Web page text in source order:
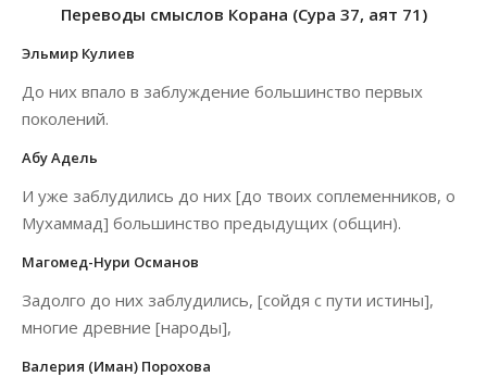
Переводы смыслов Корана (Сура 37, аят 71)
Эльмир Кулиев
До них впало в заблуждение большинство первых
поколений.
Абу Адель
И уже заблудились до них [до твоих соплеменников, о
Мухаммад] большинство предыдущих (общин).
Магомед-Нури Османов
Задолго до них заблудились, [сойдя с пути истины],
многие древние [народы],
Валерия (Иман) Порохова